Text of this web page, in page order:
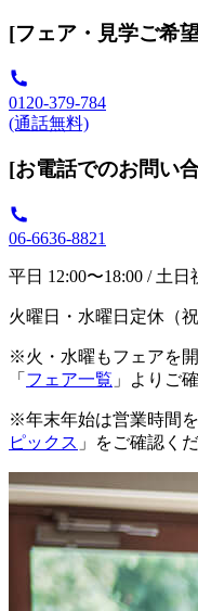
[フェア・見学ご希
0120-379-784
(通話無料)
[お電話でのお問い
06-6636-8821
平日 12:00〜18:00 / 土日
火曜日・水曜日定休（
※火・水曜もフェアを
「 フェア一覧 」よりご
※年末年始は営業時間
ピックス 」をご確認く